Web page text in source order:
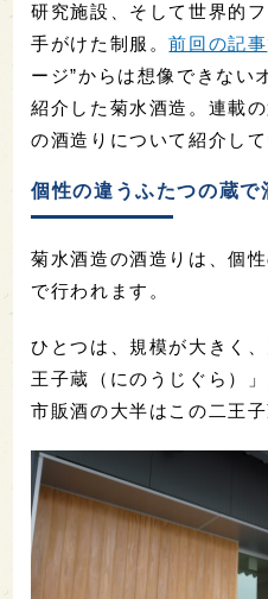
研究施設、そして世界的
手がけた制服。前回の記事
ージ”からは想像できない
紹介した菊水酒造。連載
の酒造りについて紹介して
個性の違うふたつの蔵で
菊水酒造の酒造りは、個
で行われます。
ひとつは、規模が大きく
王子蔵（にのうじぐら）
市販酒の大半はこの二王